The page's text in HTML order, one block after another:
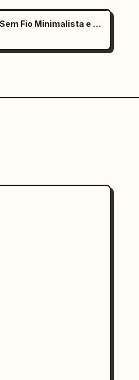
Anúncio de Fone de Ouvido Sem Fio Minimalista e Elegante